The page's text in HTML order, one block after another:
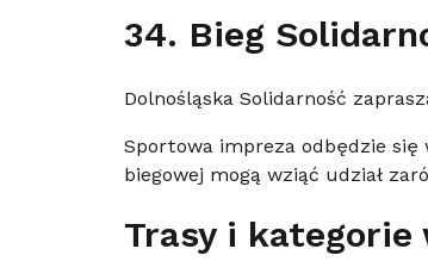
34. Bieg
Dolnośląska Solidarność
Sportowa impreza odbędzie się
biegowej mogą wziąć udział
Trasy i kategorie